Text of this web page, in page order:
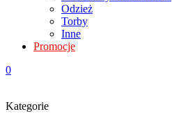
Odzież
Torby
Inne
Promocje
0
Kategorie